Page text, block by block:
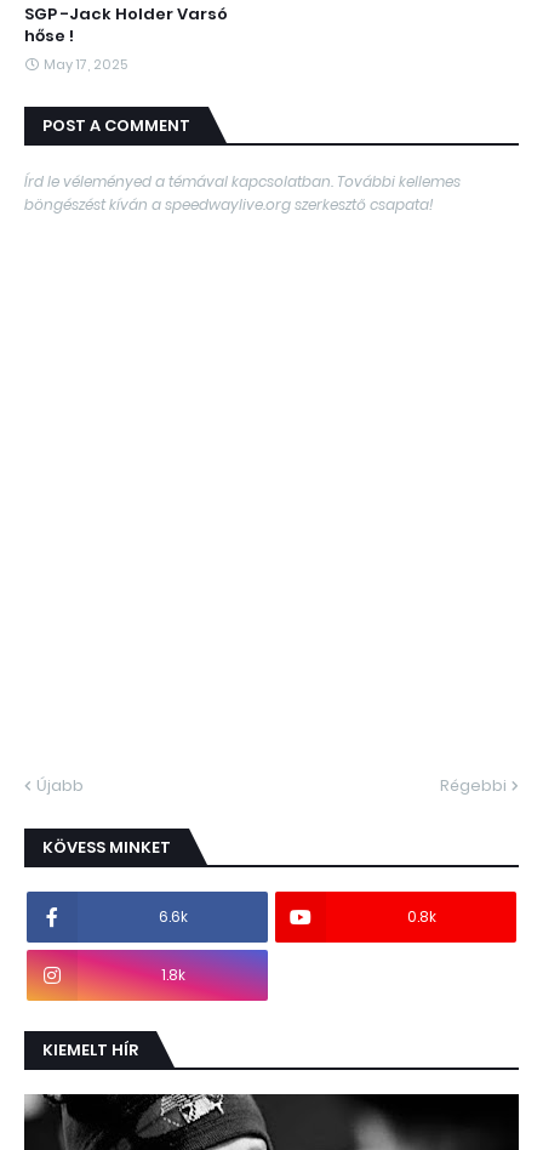
SGP -Jack Holder Varsó
hőse !
May 17, 2025
POST A COMMENT
Írd le véleményed a témával kapcsolatban. További kellemes
böngészést kíván a speedwaylive.org szerkesztő csapata!
Újabb Régebbi
KÖVESS MINKET
6.6k 0.8k
1.8k
KIEMELT HÍR